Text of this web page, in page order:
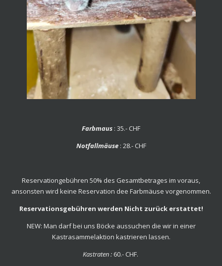
Farbmaus : 35.- CHF
Notfallmäuse: 28.- CHF
Reservationgebühren 50% des Gesamtbetrages im voraus,
ansonsten wird keine Reservation dee Farbmäuse vorgenommen.
Reservationsgebühren werden Nicht zurück erstattet!
NEW: Man darf bei uns Böcke aussuchen die wir in einer
Kastrasammelaktion kastrieren lassen.
Kastraten :60.- CHF.